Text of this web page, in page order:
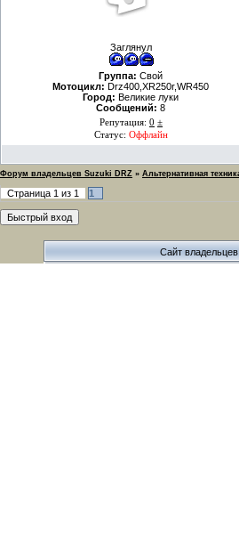
Заглянул
Группа: Свой
Мотоцикл: Drz400,XR250r,WR450
Город: Великие луки
Сообщений: 8
Репутация: 0 ±
Статус: Оффлайн
Форум владельцев Suzuki DRZ » Альтернативная
Страница 1 из 1 1
Сайт